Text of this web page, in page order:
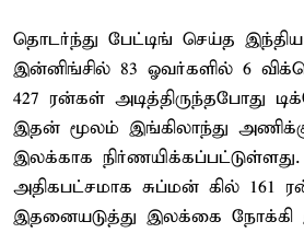
தொடர்ந்து பேட்டிங் செய்த
இன்னிங்சில் 83 ஓவர்களில் 6
427 ரன்கள் அடித்திருந்தபோது
இதன் மூலம் இங்கிலாந்து
இலக்காக
அதிகபட்சமாக சுப்மன் கில் 161
இதனையடுத்து இலக்கை நோக்கி